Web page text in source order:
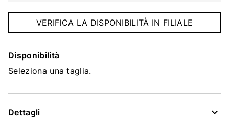
VERIFICA LA DISPONIBILITÀ IN FILIALE
Disponibilità
Seleziona una taglia.
Dettagli